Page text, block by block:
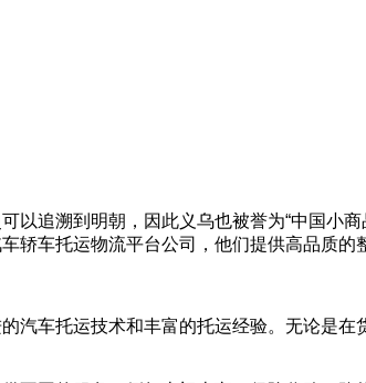
以追溯到明朝，因此义乌也被誉为“中国小
车托运物流平台公司，他们提供高品质的
汽车托运技术和丰富的托运经验。无论是